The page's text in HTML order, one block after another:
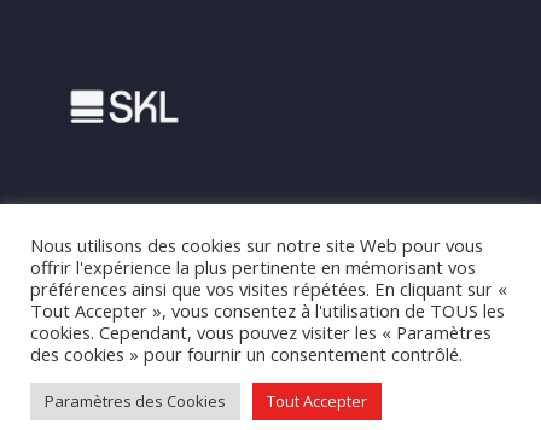
Commitment
Nous utilisons des cookies sur notre site Web pour vous
offrir l'expérience la plus pertinente en mémorisant vos
préférences ainsi que vos visites répétées. En cliquant sur «
Tout Accepter », vous consentez à l'utilisation de TOUS les
cookies. Cependant, vous pouvez visiter les « Paramètres
des cookies » pour fournir un consentement contrôlé.
Paramètres des Cookies Tout Accepter